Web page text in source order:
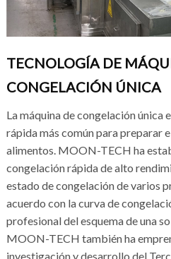
TECNOLOGÍA DE
CONGELACIÓN ÚNICA
La máquina de congelación única
rápida más común para preparar
alimentos. MOON-TECH ha
congelación rápida de alto
estado de congelación de varios
acuerdo con la curva de
profesional del esquema de una
MOON-TECH también ha
investigación y desarrollo del